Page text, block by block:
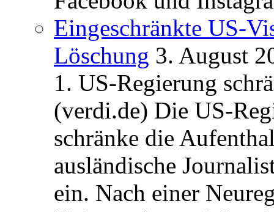
Eingeschränkte US-
Löschung 3. August
1. US-Regierung
(verdi.de) Die US-
schränke die
ausländische
ein. Nach einer